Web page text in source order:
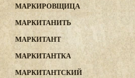
МАРКИРОВЩИЦА
МАРКИТАНИТЬ
МАРКИТАНТ
МАРКИТАНТКА
МАРКИТАНТСКИЙ